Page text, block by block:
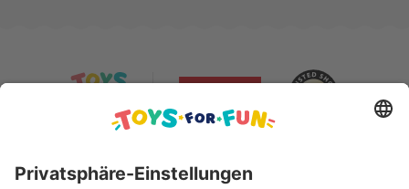
Sicher bezahlen mit: